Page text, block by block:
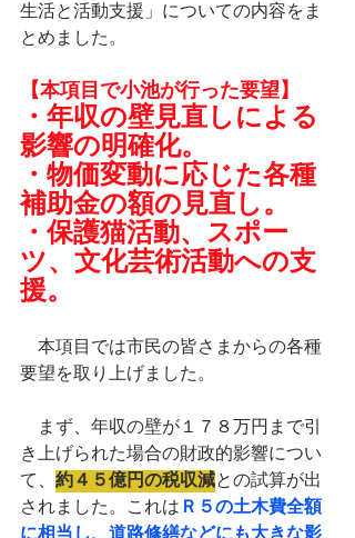
生活と活動支援」についての内容をま
とめました。
【本項目で小池が行った要望】
・年収の壁見直しによる
影響の明確化。
・物価変動に応じた各種
補助金の額の見直し。
・保護猫活動、スポー
ツ、文化芸術活動への支
援。
本項目では市民の皆さまからの各種
要望を取り上げました。
まず、年収の壁が１７８万円まで引
き上げられた場合の財政的影響につい
て、 約４５億円の税収減との試算が出
されました。これは Ｒ５の土木費全額